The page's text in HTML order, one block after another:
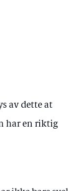
av dette at
har en riktig